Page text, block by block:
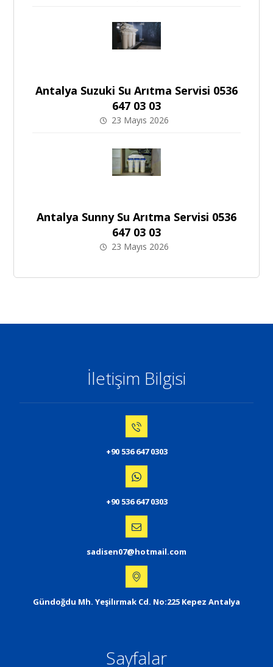
Antalya Suzuki Su Arıtma Servisi 0536
647 03 03
23 Mayıs 2026
Antalya Sunny Su Arıtma Servisi 0536
647 03 03
23 Mayıs 2026
İletişim Bilgisi
+90 536 647 0303
+90 536 647 0303
sadisen07@hotmail.com
Gündoğdu Mh. Yeşilırmak Cd. No:225 Kepez Antalya
Sayfalar